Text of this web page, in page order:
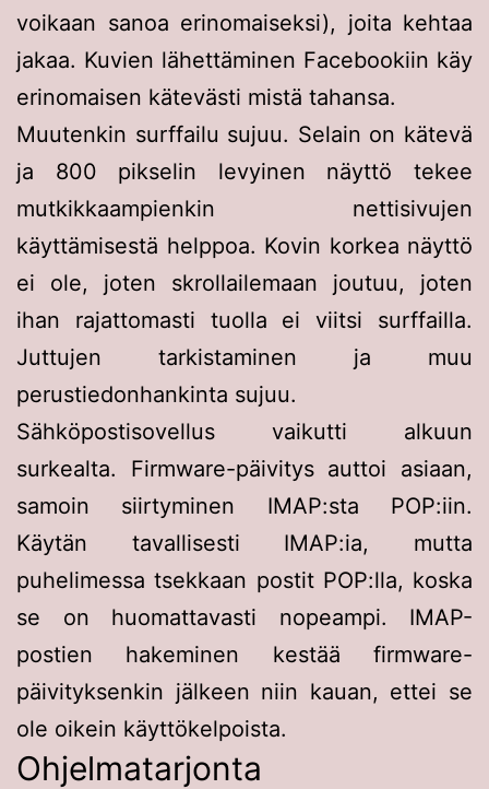
voikaan sanoa erinomaiseksi), joita kehtaa
jakaa. Kuvien lähettäminen Facebookiin käy
erinomaisen kätevästi mistä tahansa.
Muutenkin surffailu sujuu. Selain on kätevä
ja 800 pikselin levyinen näyttö tekee
mutkikkaampienkin nettisivujen
käyttämisestä helppoa. Kovin korkea näyttö
ei ole, joten skrollailemaan joutuu, joten
ihan rajattomasti tuolla ei viitsi surffailla.
Juttujen tarkistaminen ja muu
perustiedonhankinta sujuu.
Sähköpostisovellus vaikutti alkuun
surkealta. Firmware-päivitys auttoi asiaan,
samoin siirtyminen IMAP:sta POP:iin.
Käytän tavallisesti IMAP:ia, mutta
puhelimessa tsekkaan postit POP:lla, koska
se on huomattavasti nopeampi. IMAP-
postien hakeminen kestää firmware-
päivityksenkin jälkeen niin kauan, ettei se
ole oikein käyttökelpoista.
Ohjelmatarjonta